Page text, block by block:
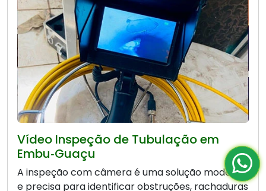
Vídeo Inspeção de Tubulação em
Embu‑Guaçu
A inspeção com câmera é uma solução moderna
e precisa para identificar obstruções, rachaduras